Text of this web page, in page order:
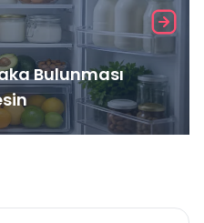
Bulunması